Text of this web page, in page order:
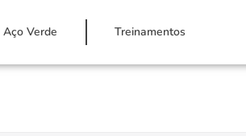
Aço Verde Treinamentos